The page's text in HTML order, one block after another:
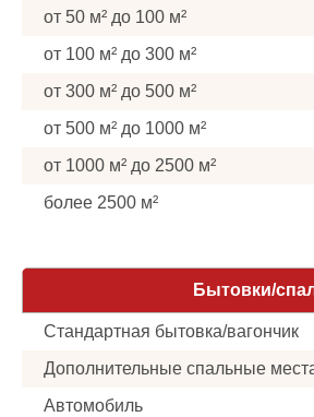
от 50 м² до 100 м²
от 100 м² до 300 м²
от 300 м² до 500 м²
от 500 м² до 1000 м²
от 1000 м² до 2500 м²
более 2500 м²
Бытовки/
Стандартная бытовка/вагончик
Дополнительные спальные
Автомобиль